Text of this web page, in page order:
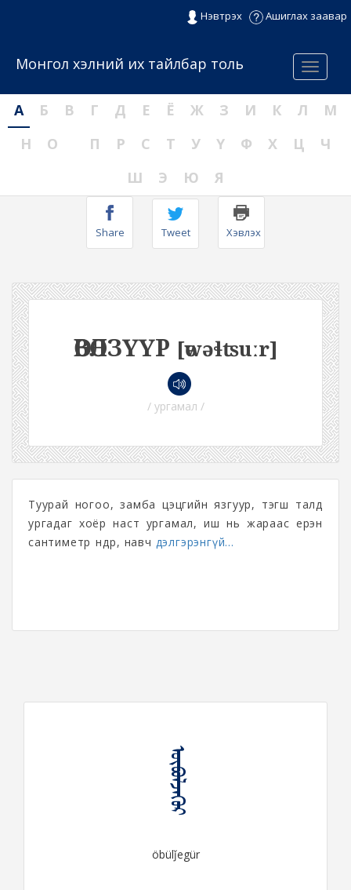
Нэвтрэх Ашиглах заавар
Menu
Монгол хэлний их тайлбар толь
А Б В Г Д Е Ё Ж З И К Л
М
Н
О П Р С Т У Ү Ф Х Ц
Ч
Ш
Э Ю Я
Share Tweet Хэвлэх
ӨВӨЛЗҮҮР [өwəɬʦuːr]
/ ургамал /
Туурай ногоо, замба цэцгийн язгуур, тэгш талд
ургадаг хоёр наст ургамал, иш нь жараас ерэн
сантиметр өндөр, навч дэлгэрэнгүй...
ᠥᠪᠦᠯᠵᠡᠭᠦᠷ
öbülǰegür